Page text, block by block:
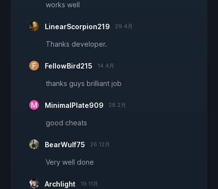
works well
LinearScorpion219 29 4月
Thanks developer.
FellowBird215 14 4月
thanks guys brilliant job
MinimalPlate909 28 2月
good cheats
BearWulf75 26 12月
Very well done
Archlight 19 11月